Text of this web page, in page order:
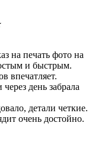
на печать фото на
и быстрым.
впечатляет.
день забрала
детали четкие.
очень достойно.